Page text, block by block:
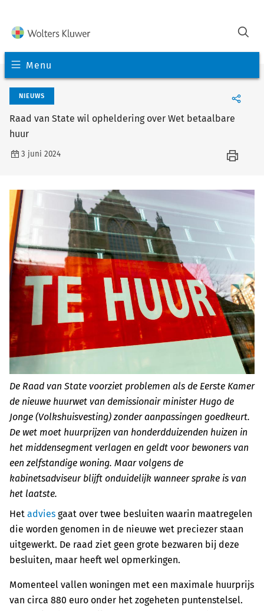
Menu
NIEUWS
Raad van State wil opheldering over Wet betaalbare
huur
3 juni 2024
De Raad van State voorziet problemen als de Eerste Kamer
de nieuwe huurwet van demissionair minister Hugo de
Jonge (Volkshuisvesting) zonder aanpassingen goedkeurt.
De wet moet huurprijzen van honderdduizenden huizen in
het middensegment verlagen en geldt voor bewoners van
een zelfstandige woning. Maar volgens de
kabinetsadviseur blijft onduidelijk wanneer sprake is van
het laatste.
Het advies gaat over twee besluiten waarin maatregelen
die worden genomen in de nieuwe wet preciezer staan
uitgewerkt. De raad ziet geen grote bezwaren bij deze
besluiten, maar heeft wel opmerkingen.
Momenteel vallen woningen met een maximale huurprijs
van circa 880 euro onder het zogeheten puntenstelsel.